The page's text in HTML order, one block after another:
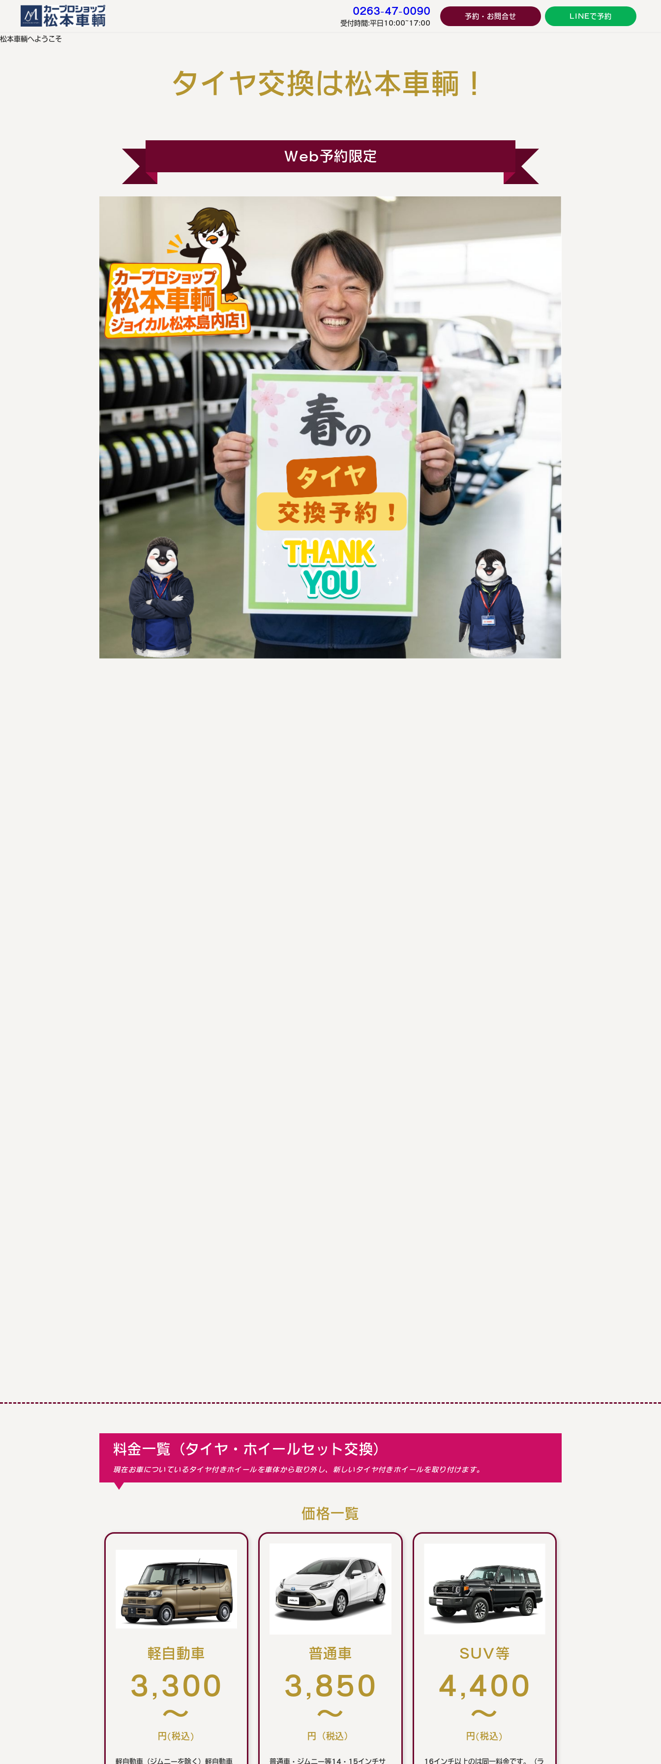
松本車輌へようこそ
0263-47-0090
受付時間:平日10:00~17:00
予約・お問合せ LINEで予約
タイヤ交換は松本車輌！
Web予約限定
料金一覧（タイヤ・ホイールセット交換）
現在お車についているタイヤ付きホイールを車体から取り外し、新しいタイヤ付きホイールを取り付けます。
価格一覧
軽自動車
3,300
～
円(税込)
軽自動車（ジムニーを除く）軽自動車
普通車
3,850
～
円（税込）
普通車・ジムニー等14・15インチサ
SUV等
4,400
～
円(税込)
16インチ以上のは同一料金です。（ラ